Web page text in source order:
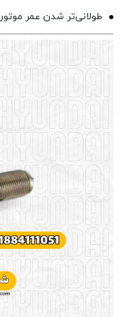
طولانی‌تر شدن عمر موتور